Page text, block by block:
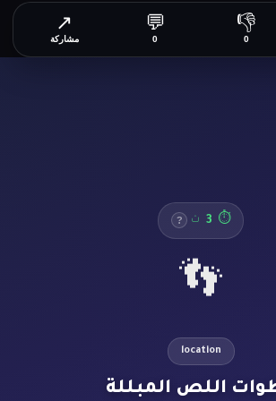
⏱
4 ث ?
👣
location
اللص المبللة
👎
0
💬
0
↗
مشاركة